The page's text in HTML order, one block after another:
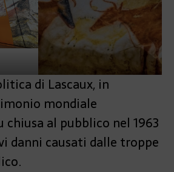
di Lascaux, in
mondiale
chiusa al pubblico nel 1963
danni causati dalle troppe